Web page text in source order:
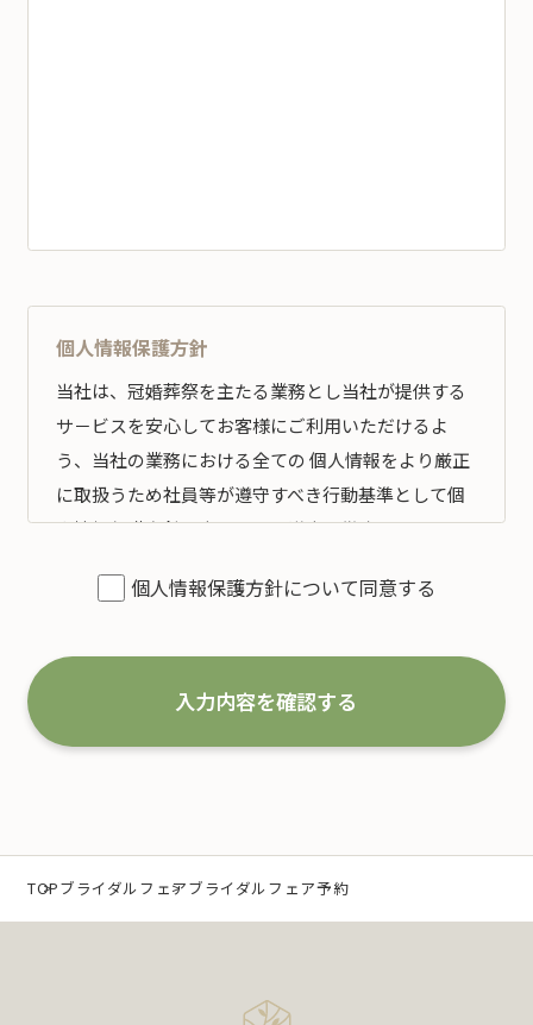
個人情報保護方針
当社は、冠婚葬祭を主たる業務とし当社が提供する
サ－ビスを安心してお客様にご利用いただけるよ
う、当社の業務における全ての 個人情報をより厳正
に取扱うため社員等が遵守すべき行動基準として個
人情報保護方針を定め、その遵守の徹底を図りま
1.事業の内容及び規模を考慮した適切な個人情報
特定するとともに、法で定める場合を除き、その利
用目的の達成に必要な範囲 内において利用いたしま
す。
（1）冠婚葬祭業及び冠婚葬祭の会員募集に関する業
個人情報保護方針について同意する
入力内容を確認する
TOPブライダルフェアブライダルフェア予約